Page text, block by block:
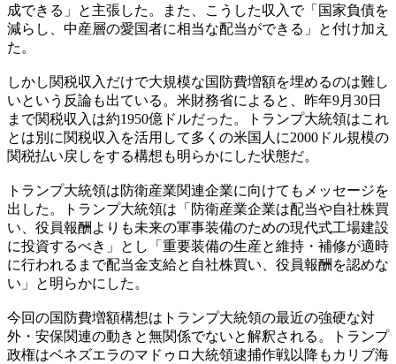
成できる」と主張した。また、こうした収入で「国家負債を
減らし、中産層の愛国者に相当な配当ができる」と付け加え
た。
しかし関税収入だけで大規模な国防費増額を埋めるのは難し
いという反論も出ている。米財務省によると、昨年9月30日
まで関税収入は約1950億ドルだった。トランプ大統領はこれ
とは別に関税収入を活用して多くの米国人に2000ドル規模の
関税払い戻しをする構想も明らかにした状態だ。
トランプ大統領は防衛産業関連企業に向けてもメッセージを
出した。トランプ大統領は「防衛産業企業は配当や自社株買
い、役員報酬よりも未来の軍事装備のための現代式工場建設
に投資するべき」とし「重要装備の生産と維持・補修が適時
に行われるまで配当金支給と自社株買い、役員報酬を認めな
い」と明らかにした。
今回の国防費増額構想はトランプ大統領の最近の強硬な対
外・安保関連の動きと無関係でないと解釈される。トランプ
政権はベネズエラのマドゥロ大統領逮捕作戦以降もカリブ海